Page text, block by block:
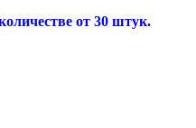
от 30 штук.